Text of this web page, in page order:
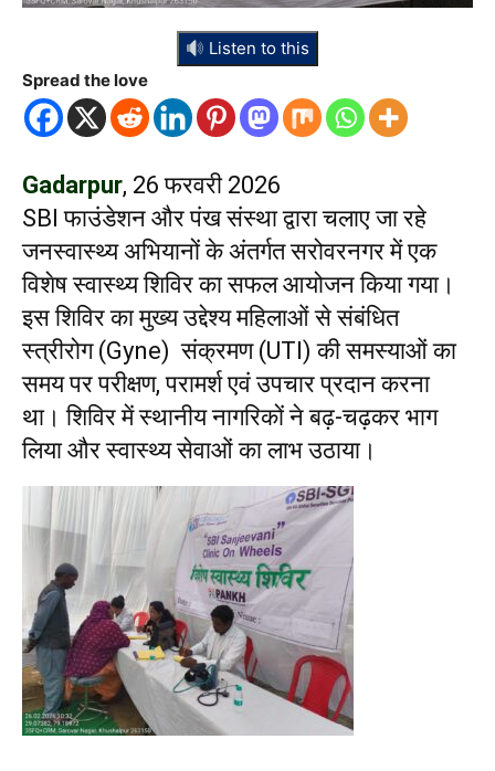
Listen to this
Spread the love
Gadarpur, 26 फरवरी 2026
SBI फाउंडेशन और पंख संस्था द्वारा चलाए जा रहे
जनस्वास्थ्य अभियानों के अंतर्गत सरोवरनगर में एक
विशेष स्वास्थ्य शिविर का सफल आयोजन किया गया।
इस शिविर का मुख्य उद्देश्य महिलाओं से संबंधित
स्त्रीरोग (Gyne) संक्रमण (UTI) की समस्याओं का
समय पर परीक्षण, परामर्श एवं उपचार प्रदान करना
था। शिविर में स्थानीय नागरिकों ने बढ़-चढ़कर भाग
लिया और स्वास्थ्य सेवाओं का लाभ उठाया।